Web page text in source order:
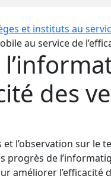
et instituts au
au service de
des
et l’observation sur
progrès de
améliorer l’efficacité